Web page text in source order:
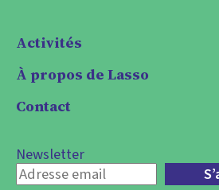
Activités
À propos de Lasso
Contact
Newsletter